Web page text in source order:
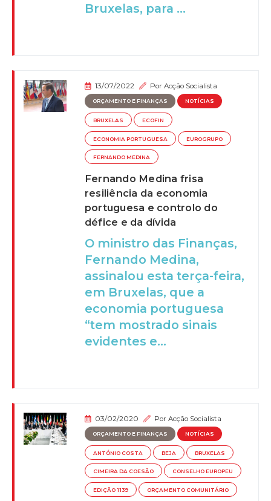
Bruxelas, para ...
13/07/2022 PorAcção Socialista
ORÇAMENTO E FINANÇAS NOTÍCIAS
BRUXELAS ECOFIN
ECONOMIA PORTUGUESA EUROGRUPO
FERNANDO MEDINA
Fernando Medina frisa
resiliência da economia
portuguesa e controlo do
défice e da dívida
O ministro das Finanças,
Fernando Medina,
assinalou esta terça-feira,
em Bruxelas, que a
economia portuguesa
“tem mostrado sinais
evidentes e...
03/02/2020 PorAcção Socialista
ORÇAMENTO E FINANÇAS NOTÍCIAS
ANTÓNIO COSTA BEJA BRUXELAS
CIMEIRA DA COESÃO CONSELHO EUROPEU
EDIÇÃO 1139 ORÇAMENTO COMUNITÁRIO